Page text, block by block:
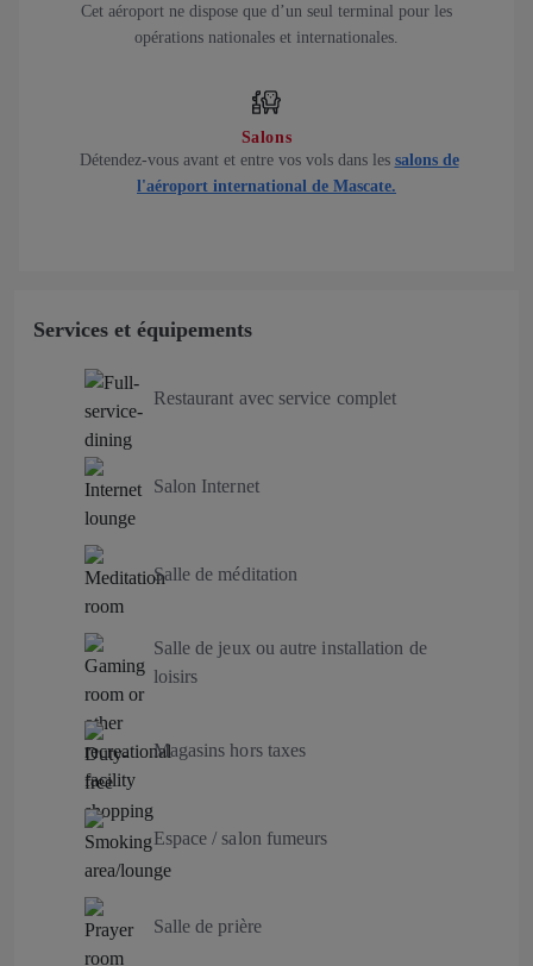
Cet aéroport ne dispose que d’un seul terminal pour les
opérations nationales et internationales.
Salons
Détendez-vous avant et entre vos vols dans les salons de
l'aéroport international de Mascate.
Services et équipements
Restaurant avec service complet
Salon Internet
Salle de méditation
Salle de jeux ou autre installation de
loisirs
Magasins hors taxes
Espace / salon fumeurs
Salle de prière